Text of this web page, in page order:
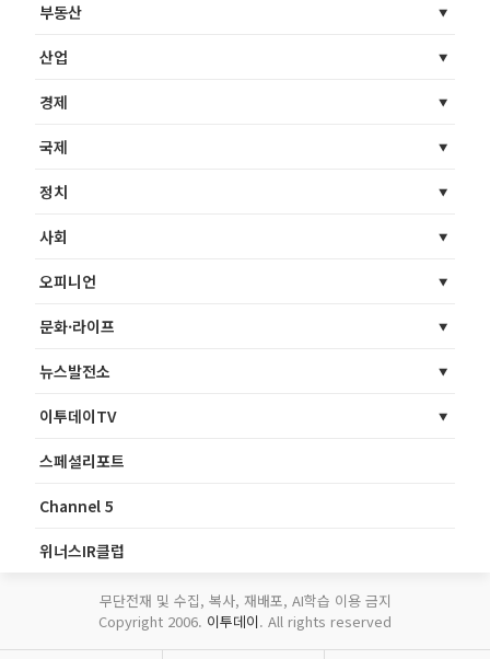
부동산
산업
경제
국제
정치
사회
오피니언
문화·라이프
뉴스발전소
이투데이TV
스페셜리포트
Channel 5
위너스IR클럽
무단전재 및 수집, 복사, 재배포, AI학습 이용 금지
Copyright 2006. 이투데이. All rights reserved